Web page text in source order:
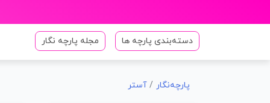
دسته‌بندی پارچه ها مجله پارچه نگار
پارچه‌نگار آستر